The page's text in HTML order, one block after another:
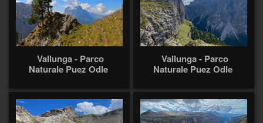
Vallunga - Parco
Naturale Puez Odle
Vallunga - Parco
Naturale Puez Odle